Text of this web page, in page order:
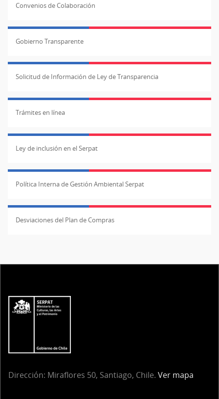
Convenios de Colaboración
Gobierno Transparente
Solicitud de Información de Ley de Transparencia
Trámites en línea
Ley de inclusión en el Serpat
Política Interna de Gestión Ambiental Serpat
Desviaciones del Plan de Compras
Dirección: Miraflores 50, Santiago, Chile. Ver mapa